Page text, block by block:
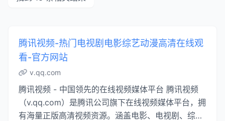
腾讯视频-热门电视剧电影综艺动漫高清在线观
看-官方网站
v.qq.com
腾讯视频 - 中国领先的在线视频媒体平台 腾讯视频
（v.qq.com）是腾讯公司旗下在线视频媒体平台，拥
有海量正版高清视频资源。涵盖电影、电视剧、综